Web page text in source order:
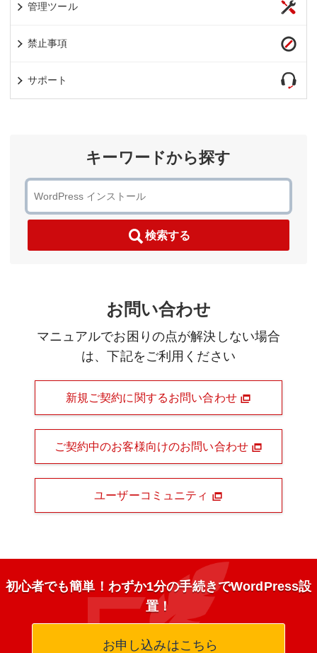
管理ツール
禁止事項
サポート
キーワードから探す
検索する
お問い合わせ
マニュアルでお困りの点が解決しない場合
は、下記をご利用ください
新規ご契約に関するお問い合わせ
ご契約中のお客様向けのお問い合わせ
ユーザーコミュニティ
初心者でも簡単！わずか1分の手続きでWordPress設
置！
お申し込みはこちら